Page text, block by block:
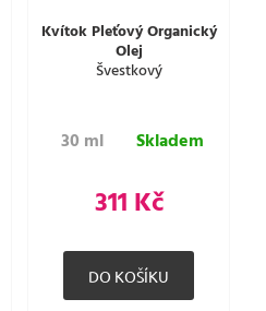
Kvítok Pleťový Organický
Olej
Švestkový
30 ml Skladem
311 Kč